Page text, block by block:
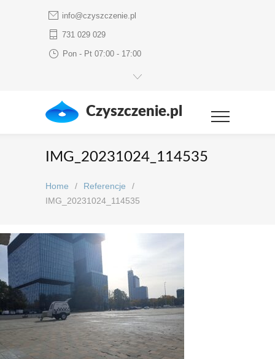
info@czyszczenie.pl
731 029 029
Pon - Pt 07:00 - 17:00
Czyszczenie.pl
IMG_20231024_114535
Home / Referencje
/
IMG_20231024_114535